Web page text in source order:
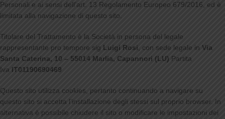
Personali e ai sensi dell’art. 13 Regolamento Europeo 679/2016, ed è
limitata alla navigazione di questo sito.
Titolare del Trattamento è la Società in persona del legale
rappresentante pro tempore sig Luigi Rosi , con sede legale in Via
Santa Caterina, 10 – 55014 Marlia, Capannori (LU) Partita
Iva IT01190690469
Questo sito utilizza cookies, pertanto continuando a navigare su
questo sito si accetta l’installazione degli stessi sul proprio browser. In
alternativa è possibile chiudere il sito o modificare le impostazioni dei